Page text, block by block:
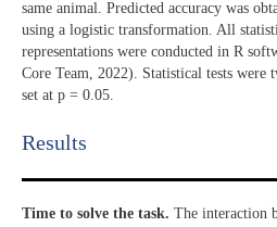
same animal. Predicted accuracy was
using a logistic transformation. All
representations were conducted in R
Core Team, 2022). Statistical tests
set at p = 0.05.
Results​
Time to solve the task. The interaction